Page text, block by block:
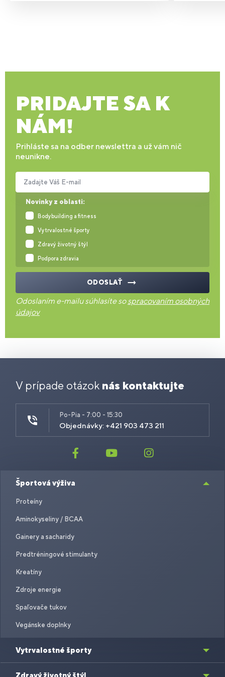
PRIDAJTE SA K
NÁM!
Prihláste sa na odber newslettra a už vám nič
neunikne.
Novinky z oblasti:
Bodybuilding a fitness
Vytrvalostné športy
Zdravý životný štýl
Podpora zdravia
Zadajte Váš E-mail
ODOSLAŤ
Odoslaním e-mailu súhlasíte sospracovaním osobných
údajov
V prípade otázok nás kontaktujte
Po-Pia - 7:00 - 15:30
Objednávky: +421 903 473 211
Športová výživa
Proteíny
Aminokyseliny / BCAA
Gainery a sacharidy
Predtréningové stimulanty
Kreatíny
Zdroje energie
Spaľovače tukov
Vegánske doplnky
Vytrvalostné športy